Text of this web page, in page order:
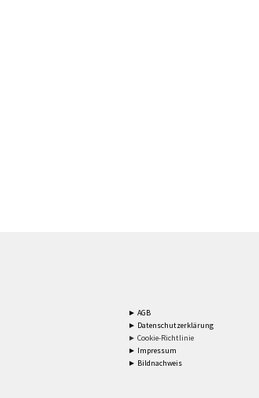
► AGB
► Datenschutzerklärung
► Cookie-Richtlinie
► Impressum
► Bildnachweis